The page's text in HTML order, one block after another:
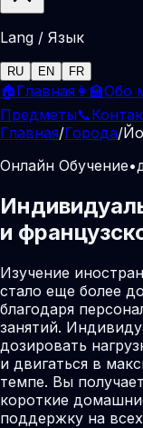
Lang / Язык
RU EN FR
🏠Главная 👩‍🏫Обо
Предметы📞
Главная/Города/
Онлайн Обучение•
и
Изучение
стало еще более
благодаря
занятий.
дозировать
и двигаться в
темпе. Вы
короткие
поддержку на